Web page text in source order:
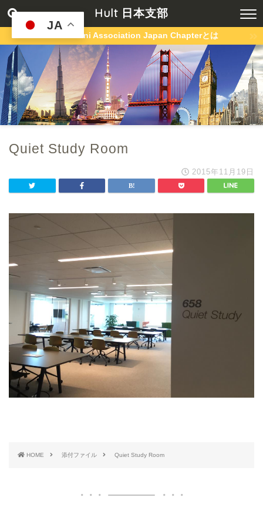
Hult 日本支部
Hult Alumni Association Japan Chapterとは
Quiet Study Room
2015年11月19日
HOME 添付ファイル Quiet Study Room
JA